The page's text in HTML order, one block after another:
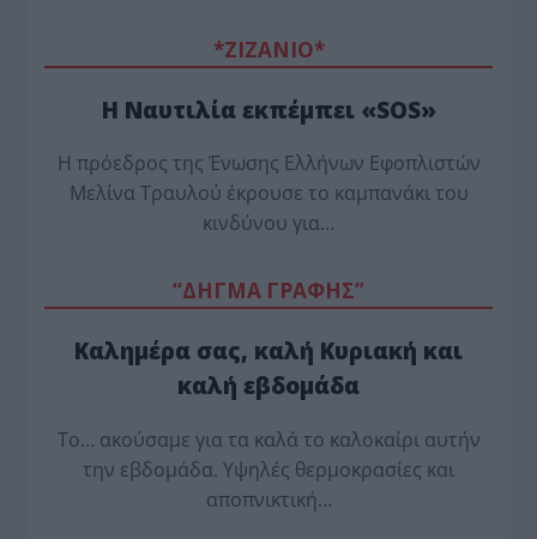
*ZΙΖΑΝΙΟ*
Η Ναυτιλία εκπέμπει «SOS»
Η πρόεδρος της Ένωσης Ελλήνων Εφοπλιστών
Μελίνα Τραυλού έ­κρουσε το καμπανάκι του
κινδύνου για…
“ΔΗΓΜΑ ΓΡΑΦΗΣ”
Καλημέρα σας, καλή Κυριακή και
καλή εβδομάδα
Το… ακούσαμε για τα καλά το καλοκαίρι αυτήν
την εβδομάδα. Υψηλές θερμοκρασίες και
αποπνικτική…